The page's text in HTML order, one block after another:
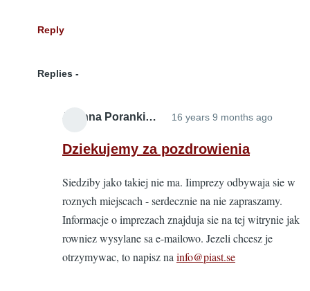
Reply
Replies
Joanna Poranki… 16 years 9 months ago
by
Dziekujemy za pozdrowienia
Siedziby jako takiej nie ma. Iimprezy odbywaja sie w
roznych miejscach - serdecznie na nie zapraszamy.
Informacje o imprezach znajduja sie na tej witrynie jak
rowniez wysylane sa e-mailowo. Jezeli chcesz je
otrzymywac, to napisz na info@piast.se